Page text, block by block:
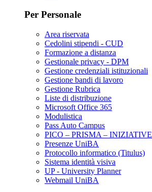
Per Personale
Area riservata
Cedolini stipendi - CUD
Formazione a distanza
Gestionale privacy - DPM
Gestione credenziali istituzionali
Gestione bandi di lavoro
Gestione Rubrica
Liste di distribuzione
Microsoft Office 365
Modulistica
Pass Auto Campus
PICO – PRISMA – INIZIATIVE
Presenze UniBA
Protocollo informatico (Titulus)
Sistema identità visiva
UP - University Planner
Webmail UniBA